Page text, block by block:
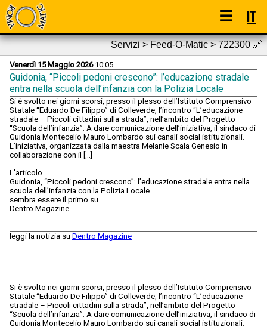
☰ IT
Servizi > Feed-O-Matic > 722300🔗
Venerdì 15 Maggio 202610:05
Guidonia, “Piccoli pedoni crescono”: l’educazione stradale
entra nella scuola dell’infanzia con la Polizia Locale
Si è svolto nei giorni scorsi, presso il plesso dell’Istituto Comprensivo
Statale “Eduardo De Filippo” di Colleverde, l’incontro “L’educazione
stradale – Piccoli cittadini sulla strada”, nell’ambito del Progetto
“Scuola dell’infanzia”. A dare comunicazione dell’iniziativa, il sindaco di
Guidonia Montecelio Mauro Lombardo sui canali social istituzionali.
L’iniziativa, organizzata dalla maestra Melanie Scala Genesio in
collaborazione con il […]
L'articolo
Guidonia, “Piccoli pedoni crescono”: l’educazione stradale entra nella
scuola dell’infanzia con la Polizia Locale
sembra essere il primo su
Dentro Magazine
.
leggi la notizia su Dentro Magazine
Si è svolto nei giorni scorsi, presso il plesso dell’Istituto Comprensivo
Statale “Eduardo De Filippo” di Colleverde, l’incontro “L’educazione
stradale – Piccoli cittadini sulla strada”, nell’ambito del Progetto
“Scuola dell’infanzia”. A dare comunicazione dell’iniziativa, il sindaco di
Guidonia Montecelio Mauro Lombardo sui canali social istituzionali.